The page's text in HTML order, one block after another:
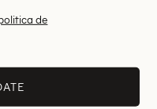
medie Little Mistress,
de